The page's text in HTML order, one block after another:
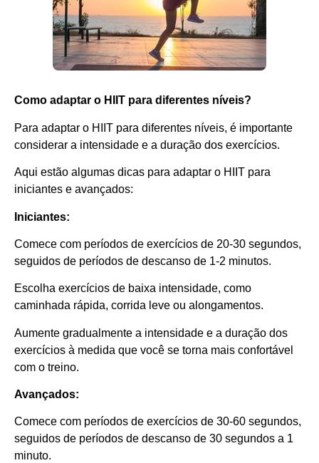
Como adaptar o HIIT para diferentes níveis?
Para adaptar o HIIT para diferentes níveis, é importante
considerar a intensidade e a duração dos exercícios.
Aqui estão algumas dicas para adaptar o HIIT para
iniciantes e avançados:
Iniciantes:
Comece com períodos de exercícios de 20-30 segundos,
seguidos de períodos de descanso de 1-2 minutos.
Escolha exercícios de baixa intensidade, como
caminhada rápida, corrida leve ou alongamentos.
Aumente gradualmente a intensidade e a duração dos
exercícios à medida que você se torna mais confortável
com o treino.
Avançados:
Comece com períodos de exercícios de 30-60 segundos,
seguidos de períodos de descanso de 30 segundos a 1
minuto.